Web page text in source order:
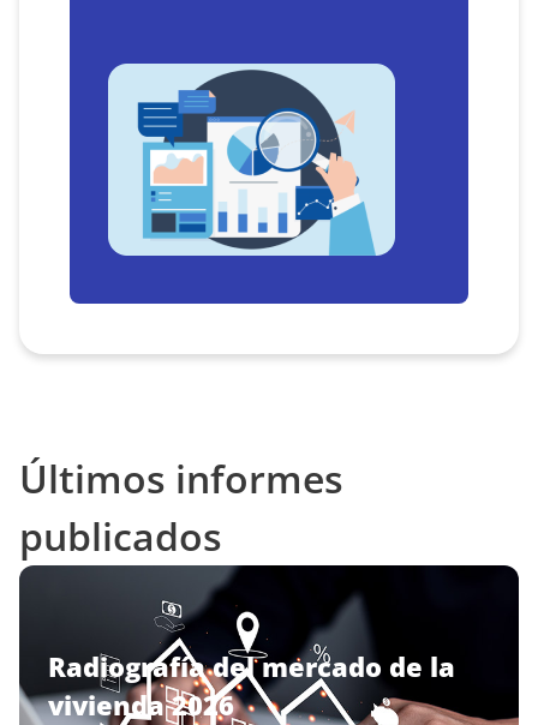
Últimos informes
publicados
Radiografía del mercado de la
vivienda 2026